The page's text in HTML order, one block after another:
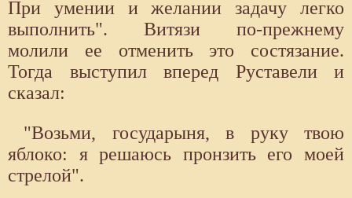
При умении и желании задачу легко
выполнить". Витязи по-прежнему
молили ее отменить это состязание.
Тогда выступил вперед Руставели и
сказал:
"Возьми, государыня, в руку твою
яблоко: я решаюсь пронзить его моей
стрелой".